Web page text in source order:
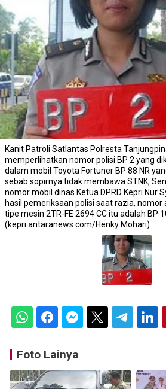
Kanit Patroli Satlantas Polresta
memperlihatkan nomor polisi BP 2 yang
dalam mobil Toyota Fortuner BP 88 NR
sebab sopirnya tidak membawa STNK,
nomor mobil dinas Ketua DPRD Kepri Nur
hasil pemeriksaan polisi saat razia,
tipe mesin 2TR-FE 2694 CC itu adalah BP
(kepri.antaranews.com/Henky Mohari)
Foto Lainya